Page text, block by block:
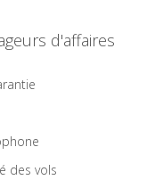
d'affaires
des vols